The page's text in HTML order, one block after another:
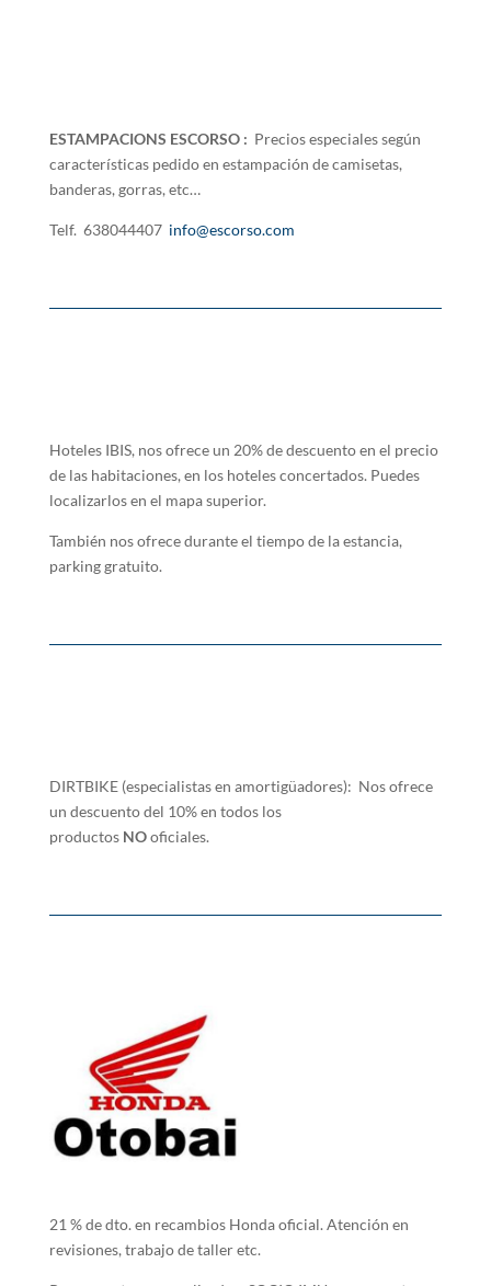
ESTAMPACIONS ESCORSO : Precios especiales según
características pedido en estampación de camisetas,
banderas, gorras, etc…
Telf. 638044407 info@escorso.com
Hoteles IBIS, nos ofrece un 20% de descuento en el precio
de las habitaciones, en los hoteles concertados. Puedes
localizarlos en el mapa superior.
También nos ofrece durante el tiempo de la estancia,
parking gratuito.
DIRTBIKE (especialistas en amortigüadores): Nos ofrece
un descuento del 10% en todos los
productos NOoficiales.
21 % de dto. en recambios Honda oficial. Atención en
revisiones, trabajo de taller etc.